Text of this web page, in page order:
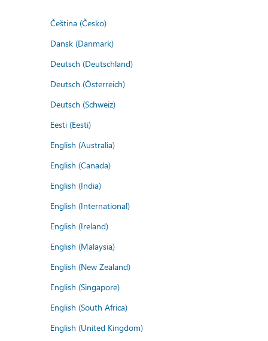
Čeština (Česko)
Dansk (Danmark)
Deutsch (Deutschland)
Deutsch (Österreich)
Deutsch (Schweiz)
Eesti (Eesti)
English (Australia)
English (Canada)
English (India)
English (International)
English (Ireland)
English (Malaysia)
English (New Zealand)
English (Singapore)
English (South Africa)
English (United Kingdom)